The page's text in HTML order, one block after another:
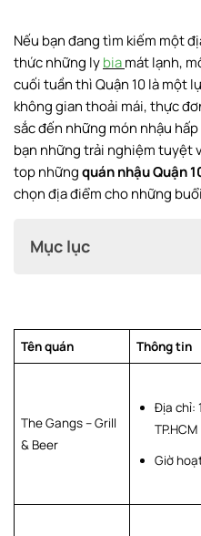
Nếu bạn đang tìm kiếm một
thức những lybiamát lạnh,
cuối tuần thì Quận 10 là một
không gian thoải mái, thực
sắc đến những món nhậu
bạn những trải nghiệm tuyệt
top nhữngquán nhậu Quận
chọn địa điểm cho những
Mục lục
Dê Vàng Bắc Hải 1
Làng Nướng Nam Bộ
Chú Béo BBQ
Tên quán Thông tin
The Gangs – Grill
& Beer
Địa chỉ:
TP.HCM
Giờ